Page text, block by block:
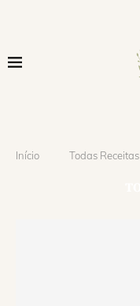
Início Todas Receitas